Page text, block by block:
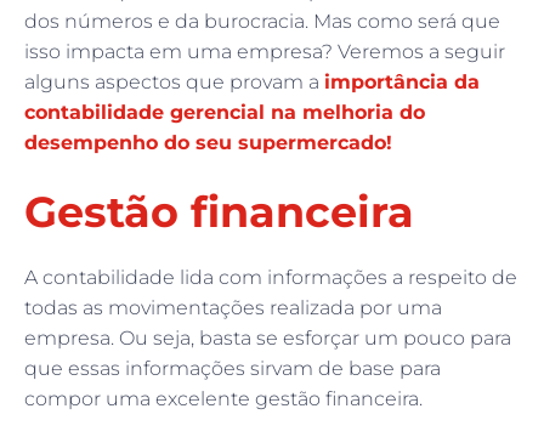
dos números e da burocracia. Mas como será que
isso impacta em uma empresa? Veremos a seguir
alguns aspectos que provam a importância da
contabilidade gerencial na melhoria do
desempenho do seu supermercado!
Gestão financeira
A contabilidade lida com informações a respeito de
todas as movimentações realizada por uma
empresa. Ou seja, basta se esforçar um pouco para
que essas informações sirvam de base para
compor uma excelente gestão financeira.